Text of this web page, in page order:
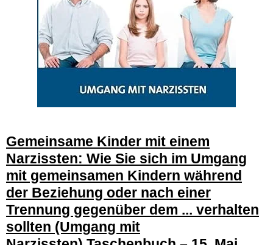
Gemeinsame Kinder mit einem
Narzissten: Wie Sie sich im Umgang
mit gemeinsamen Kindern während
der Beziehung oder nach einer
Trennung gegenüber dem ... verhalten
sollten (Umgang mit